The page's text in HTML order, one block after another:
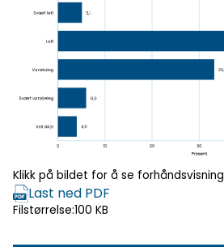
forhåndsvisning
Klikk på bildet for å se forhåndsvisning
Last ned PDF
Filstørrelse:100 KB